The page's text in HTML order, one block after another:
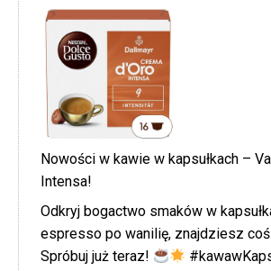
Nowości w kawie w kapsułkach –
Intensa!
Odkryj bogactwo smaków w
espresso po wanilię, znajdziesz
Spróbuj już teraz!